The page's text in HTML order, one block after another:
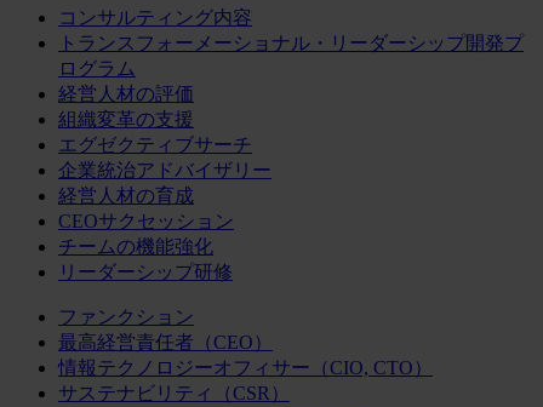
コンサルティング内容
トランスフォーメーショナル・リーダーシップ開発プ
ログラム
経営人材の評価
組織変革の支援
エグゼクティブサーチ
企業統治アドバイザリー
経営人材の育成
CEOサクセッション
チームの機能強化
リーダーシップ研修
ファンクション
最高経営責任者（CEO）
情報テクノロジーオフィサー（CIO, CTO）
サステナビリティ（CSR）